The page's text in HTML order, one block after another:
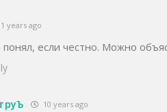
years ago
если честно. Можно
10 years ago